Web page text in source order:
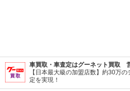
車買取・車査定はグーネット買取
【日本最大級の加盟店数】約30万
定を実現！